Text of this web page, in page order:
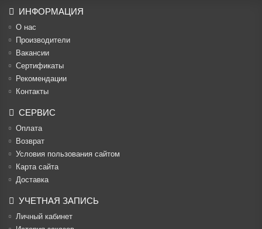
ИНФОРМАЦИЯ
О нас
Производители
Вакансии
Cертификаты
Рекомендации
Контакты
СЕРВИС
Оплата
Возврат
Условия пользования сайтом
Карта сайта
Доставка
УЧЕТНАЯ ЗАПИСЬ
Личный кабинет